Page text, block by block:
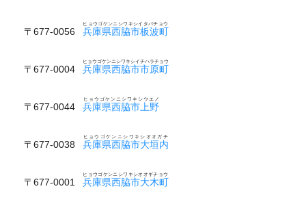
〒677-0056 兵庫県西脇市板波町
ヒョウゴケンニシワキシイタバチョウ
〒677-0004 兵庫県西脇市市原町
ヒョウゴケンニシワキシイチハラチョウ
〒677-0044 兵庫県西脇市上野
ヒョウゴケンニシワキシウエノ
〒677-0038 兵庫県西脇市大垣内
ヒョウゴケンニシワキシオオガチ
〒677-0001 兵庫県西脇市大木町
ヒョウゴケンニシワキシオオギチョウ